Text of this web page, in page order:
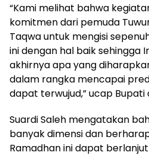
“Kami melihat bahwa
komitmen dari pemuda
Taqwa untuk mengisi
ini dengan hal baik sehingga
akhirnya apa yang
dalam rangka mencapai
dapat terwujud,” ucap Bupati
Suardi Saleh mengatakan
banyak dimensi dan
Ramadhan ini dapat